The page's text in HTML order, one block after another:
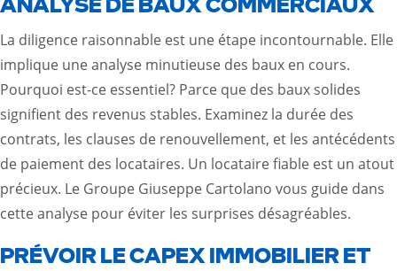
La diligence raisonnable est une étape incontournable. Elle
implique une analyse minutieuse des baux en cours.
Pourquoi est-ce essentiel? Parce que des baux solides
signifient des revenus stables. Examinez la durée des
contrats, les clauses de renouvellement, et les antécédents
de paiement des locataires. Un locataire fiable est un atout
précieux. Le Groupe Giuseppe Cartolano vous guide dans
cette analyse pour éviter les surprises désagréables.
PRÉVOIR LE CAPEX IMMOBILIER ET